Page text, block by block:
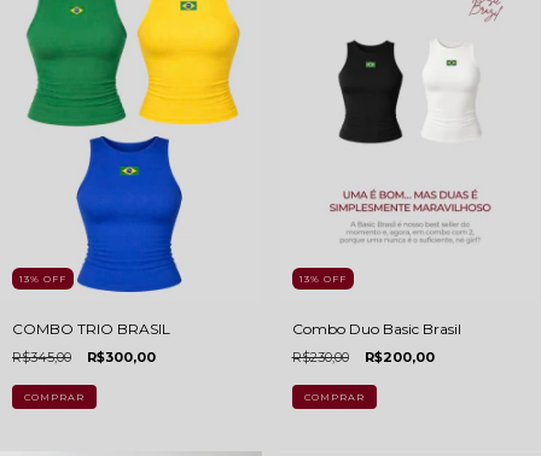
13% OFF
COMBO TRIO BRASIL
R$345,00 R$300,00
COMPRAR
13% OFF
Combo Duo Basic Brasil
R$230,00 R$200,00
COMPRAR